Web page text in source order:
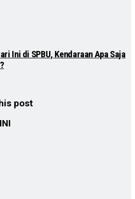
Ini di SPBU, Kendaraan Apa Saja
post